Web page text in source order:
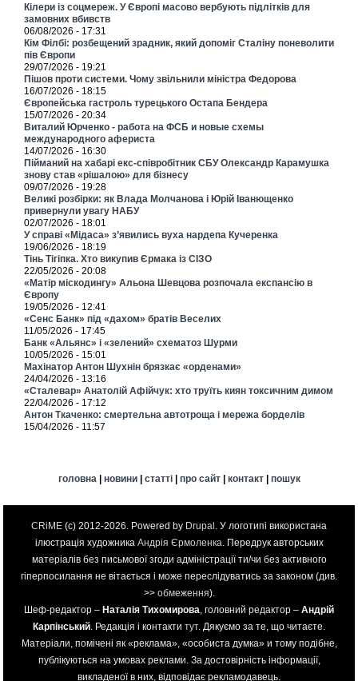
Кілери із соцмереж. У Європі масово вербують підлітків для
замовних вбивств
06/08/2026 - 17:31
Кім Філбі: розбещений зрадник, який допоміг Сталіну поневолити
пів Європи
29/07/2026 - 19:21
Пішов проти системи. Чому звільнили міністра Федорова
16/07/2026 - 18:15
Європейська гастроль турецького Остапа Бендера
15/07/2026 - 20:34
Виталий Юрченко - работа на ФСБ и новые схемы
международного афериста
14/07/2026 - 16:30
Пійманий на хабарі екс-співробітник СБУ Олександр Карамушка
знову став «рішалою» для бізнесу
09/07/2026 - 19:28
Великі розбірки: як Влада Молчанова і Юрій Іванющенко
привернули увагу НАБУ
02/07/2026 - 18:01
У справі «Мідаса» з’явились вуха нардепа Кучеренка
19/06/2026 - 18:19
Тінь Тігіпка. Хто викупив Єрмака із СІЗО
22/05/2026 - 20:08
«Матір міскодингу» Альона Шевцова розпочала експансію в
Європу
19/05/2026 - 12:41
«Сенс Банк» під «дахом» братів Веселих
11/05/2026 - 17:45
Банк «Альянс» і «зелений» схематоз Шурми
10/05/2026 - 15:01
Махінатор Антон Шухнін брязкає «орденами»
24/04/2026 - 13:16
«Сталевар» Анатолій Афійчук: хто труїть киян токсичним димом
22/04/2026 - 17:12
Антон Ткаченко: смертельна автотроща і мережа борделів
15/04/2026 - 11:57
головна| новини| статті| про сайт| контакт| пошук
CRiME (c) 2012-2026. Powered by Drupal . У логотипі використана
ілюстрація художника Андрія Єрмоленка. Передрук авторських
матеріалів без письмової згоди адміністрації ти/чи без активного
гіперпосилання не вітається і може переслідуватись за законом (див.
>> обмеження).
Шеф-редактор – Наталія Тихомирова, головний редактор – Андрій
Карпінський. Редакція і контакти тут. Дякуємо за те, що читаєте.
Матеріали, помічені як «реклама», «особиста думка» и тому подібне,
публікуються на умовах реклами. За достовірність інформації,
викладеної в них, відповідає рекламодавець.